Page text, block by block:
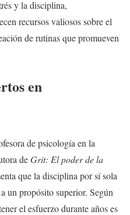
y la disciplina,
recursos valiosos sobre el
de rutinas que promueven
en
de psicología en la
deGrit: El poder de la
que la disciplina por sí sola
un propósito superior. Según
el esfuerzo durante años es